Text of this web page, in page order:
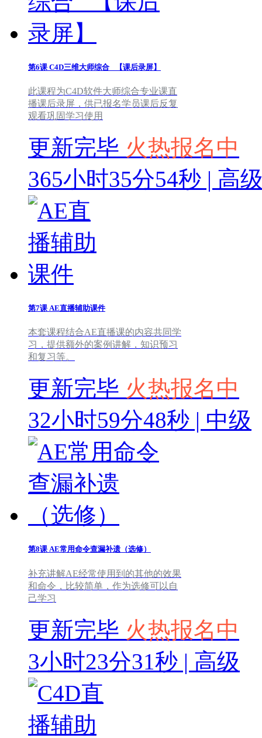
第6课 C4D三维大师综合 _【课后录屏】
此课程为C4D软件大师综合专业课直
播课后录屏，供已报名学员课后反复
观看巩固学习使用
更新完毕 火热报名中
365小时35分54秒 | 高
第7课 AE直播辅助课件
本套课程结合AE直播课的内容共同学
习，提供额外的案例讲解，知识预习
和复习等。
更新完毕 火热报名中
32小时59分48秒 | 中级
第8课 AE常用命令查漏补遗（选修）
补充讲解AE经常使用到的其他的效果
和命令，比较简单，作为选修可以自
己学习
更新完毕 火热报名中
3小时23分31秒 | 高级